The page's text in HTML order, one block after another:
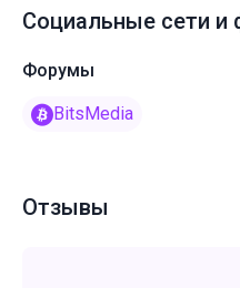
Социальные сети и
Форумы
BitsMedia
Отзывы